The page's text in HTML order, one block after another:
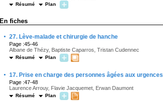
Résumé Plan
En fiches
· 27. Lève-malade et chirurgie de hanche
Page :45-46
Albane de Thézy, Baptiste Caparros, Tristan Cudennec
Résumé Plan
· 17. Prise en charge des personnes âgées aux urgences
Page :47-48
Laurence Arrouy, Flavie Jacquemet, Erwan Daumont
Résumé Plan